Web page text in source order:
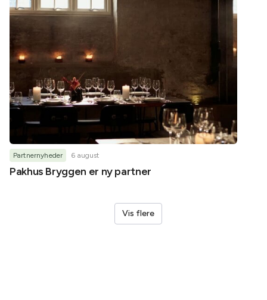
Partnernyheder 6 august
Pakhus Bryggen er ny partner
Vis flere